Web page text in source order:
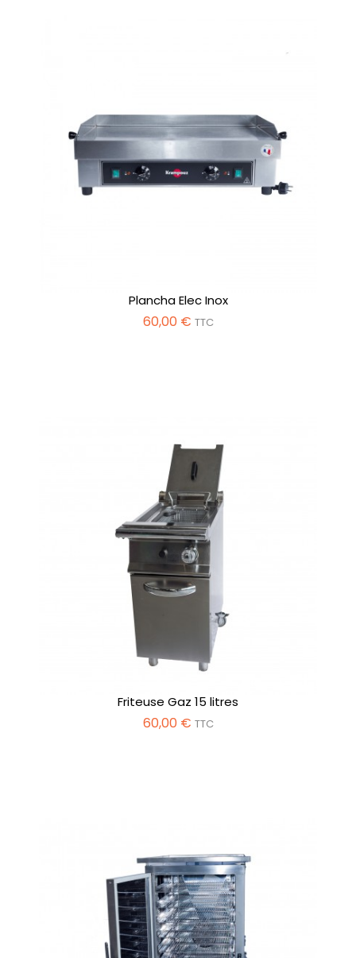
Plancha Elec Inox
60,00 € TTC
Friteuse Gaz 15 litres
60,00 € TTC